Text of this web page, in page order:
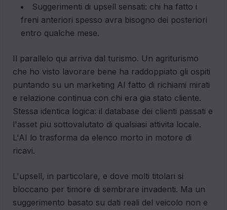
Suggerimenti di upsell sensati: chi ha fatto i
freni anteriori spesso avra bisogno dei posteriori
entro qualche mese.
Il parallelo qui arriva dal turismo. Un agriturismo
che ho visto lavorare bene ha raddoppiato gli ospiti
puntando su un marketing AI fatto di richiami mirati
e relazione continua con chi era gia stato cliente.
Stessa identica logica: il database dei clienti passati e
l'asset piu sottovalutato di qualsiasi attivita locale.
L'AI lo trasforma da elenco morto in motore di
ricavi.
L'upsell, in particolare, e dove molti titolari si
bloccano per timore di sembrare invadenti. Ma un
suggerimento basato su dati reali del veicolo non e